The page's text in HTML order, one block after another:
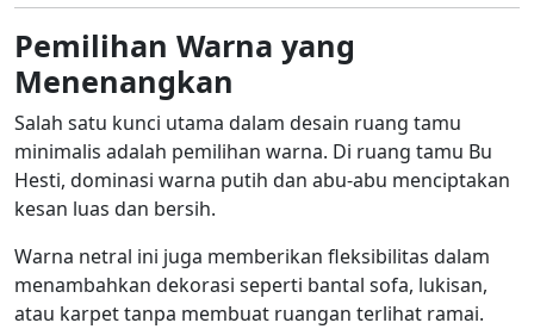
Pemilihan Warna yang
Menenangkan
Salah satu kunci utama dalam desain ruang tamu
minimalis adalah pemilihan warna. Di ruang tamu Bu
Hesti, dominasi warna putih dan abu-abu menciptakan
kesan luas dan bersih.
Warna netral ini juga memberikan fleksibilitas dalam
menambahkan dekorasi seperti bantal sofa, lukisan,
atau karpet tanpa membuat ruangan terlihat ramai.